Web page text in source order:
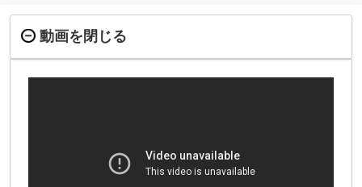
動画を閉じる